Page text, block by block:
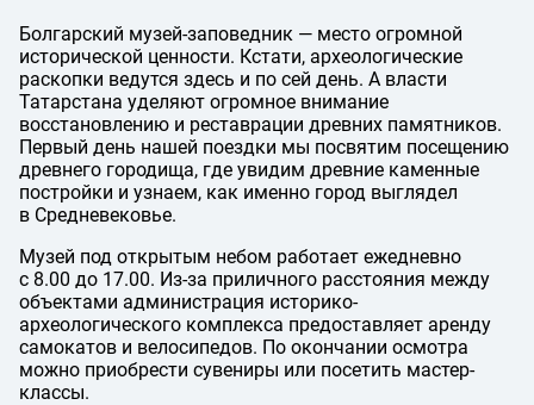
Болгарский музей-заповедник — место огромной
исторической ценности. Кстати, археологические
раскопки ведутся здесь и по сей день. А власти
Татарстана уделяют огромное внимание
восстановлению и реставрации древних памятников.
Первый день нашей поездки мы посвятим посещению
древнего городища, где увидим древние каменные
постройки и узнаем, как именно город выглядел
в Средневековье.
Музей под открытым небом работает ежедневно
с 8.00 до 17.00. Из-за приличного расстояния между
объектами администрация историко-
археологического комплекса предоставляет аренду
самокатов и велосипедов. По окончании осмотра
можно приобрести сувениры или посетить мастер-
классы.